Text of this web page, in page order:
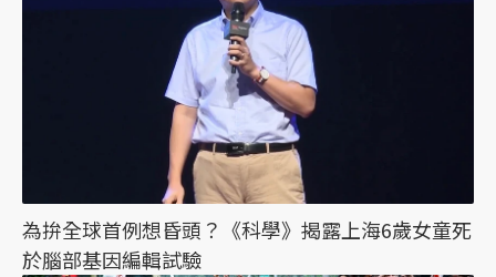
為拚全球首例想昏頭？《科學》揭露上海6歲女童死
於腦部基因編輯試驗